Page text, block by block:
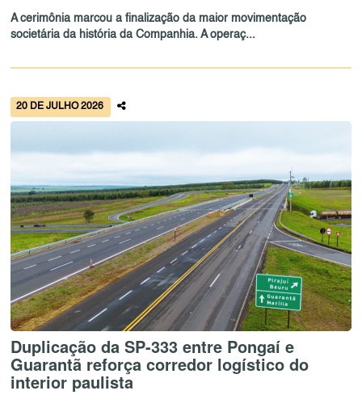
A cerimônia marcou a finalização da maior movimentação
societária da história da Companhia. A operaç...
20 DE JULHO 2026
Duplicação da SP-333 entre Pongaí e
Guarantã reforça corredor logístico do
interior paulista